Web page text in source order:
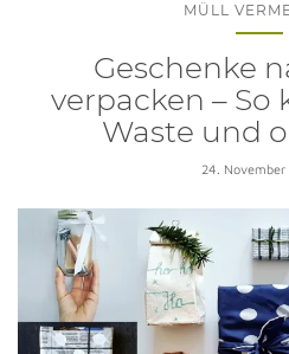
MÜLL
Geschenke
verpacken – So
Waste und
24. November